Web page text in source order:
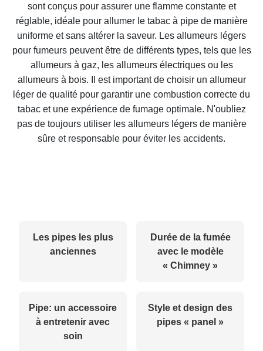
sont conçus pour assurer une flamme constante et
réglable, idéale pour allumer le tabac à pipe de manière
uniforme et sans altérer la saveur. Les allumeurs légers
pour fumeurs peuvent être de différents types, tels que les
allumeurs à gaz, les allumeurs électriques ou les
allumeurs à bois. Il est important de choisir un allumeur
léger de qualité pour garantir une combustion correcte du
tabac et une expérience de fumage optimale. N'oubliez
pas de toujours utiliser les allumeurs légers de manière
sûre et responsable pour éviter les accidents.
Les pipes les plus
anciennes
Durée de la fumée
avec le modèle
« Chimney »
Pipe: un accessoire
à entretenir avec
soin
Style et design des
pipes « panel »